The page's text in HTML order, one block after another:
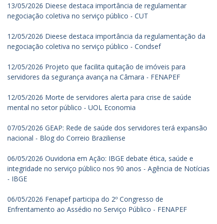
13/05/2026 Dieese destaca importância de regulamentar
negociação coletiva no serviço público - CUT
12/05/2026 Dieese destaca importância da regulamentação da
negociação coletiva no serviço público - Condsef
12/05/2026 Projeto que facilita quitação de imóveis para
servidores da segurança avança na Câmara - FENAPEF
12/05/2026 Morte de servidores alerta para crise de saúde
mental no setor público - UOL Economia
07/05/2026 GEAP: Rede de saúde dos servidores terá expansão
nacional - Blog do Correio Braziliense
06/05/2026 Ouvidoria em Ação: IBGE debate ética, saúde e
integridade no serviço público nos 90 anos - Agência de Notícias
- IBGE
06/05/2026 Fenapef participa do 2º Congresso de
Enfrentamento ao Assédio no Serviço Público - FENAPEF